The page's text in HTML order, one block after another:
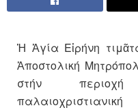
Ἡ Ἁγία Εἰρήνη
Ἀποστολική
στήν